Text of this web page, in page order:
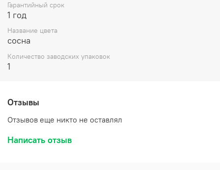
Гарантийный срок
1 год
Название цвета
сосна
Количество заводских упаковок
1
Отзывы
Отзывов еще никто не оставлял
Написать отзыв